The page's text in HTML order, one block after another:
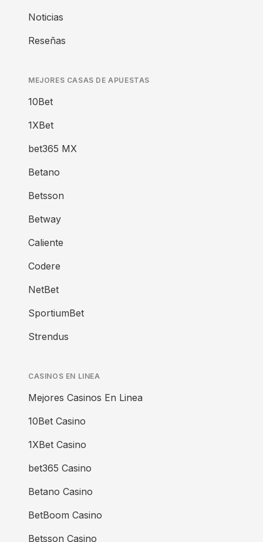
Noticias
Reseñas
MEJORES CASAS DE APUESTAS
10Bet
1XBet
bet365 MX
Betano
Betsson
Betway
Caliente
Codere
NetBet
SportiumBet
Strendus
CASINOS EN LINEA
Mejores Casinos En Linea
10Bet Casino
1XBet Casino
bet365 Casino
Betano Casino
BetBoom Casino
Betsson Casino